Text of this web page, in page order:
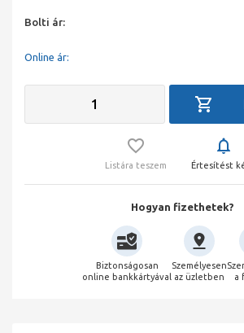
Bolti ár:
Online ár:
Listára teszem Értesítést
Hogyan fizethetek?
Biztonságosan
online bankkártyával
Személyesen
az üzletben
a